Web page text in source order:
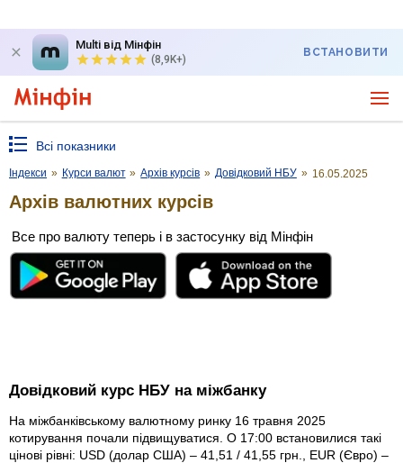
Multi від Мінфін
(8,9K+)
ВСТАНОВИТИ
Всі показники
Індекси » Курси валют » Архів курсів » Довідковий НБУ » 16.05.2025
Архів валютних курсів
Все про валюту теперь і в застосунку від Мінфін
Довідковий курс НБУ на міжбанку
На міжбанківському валютному ринку 16 травня 2025
котирування почали підвищуватися. О 17:00 встановилися такі
цінові рівні: USD (долар США) – 41,51 / 41,55 грн., EUR (Євро) –